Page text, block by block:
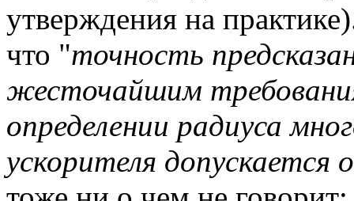
утверждения на
что "точность
жесточайшим
определении радиуса
ускорителя допускается